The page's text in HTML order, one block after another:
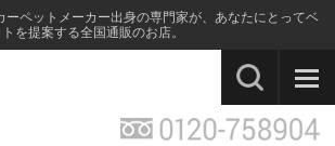
ーペットメーカー出身の専門家が、あなたにとってベ
を提案する全国通販のお店。